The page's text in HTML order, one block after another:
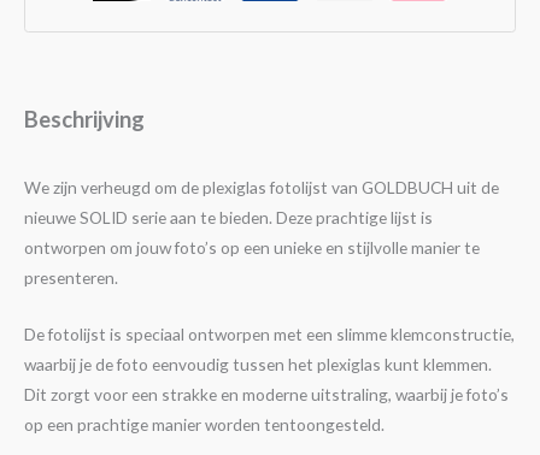
Beschrijving
We zijn verheugd om de plexiglas fotolijst van GOLDBUCH uit de
nieuwe SOLID serie aan te bieden. Deze prachtige lijst is
ontworpen om jouw foto’s op een unieke en stijlvolle manier te
presenteren.
De fotolijst is speciaal ontworpen met een slimme klemconstructie,
waarbij je de foto eenvoudig tussen het plexiglas kunt klemmen.
Dit zorgt voor een strakke en moderne uitstraling, waarbij je foto’s
op een prachtige manier worden tentoongesteld.